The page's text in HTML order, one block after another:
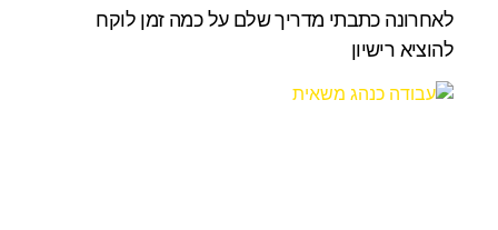
לאחרונה כתבתי מדריך שלם על כמה זמן לוקח
להוציא רישיון